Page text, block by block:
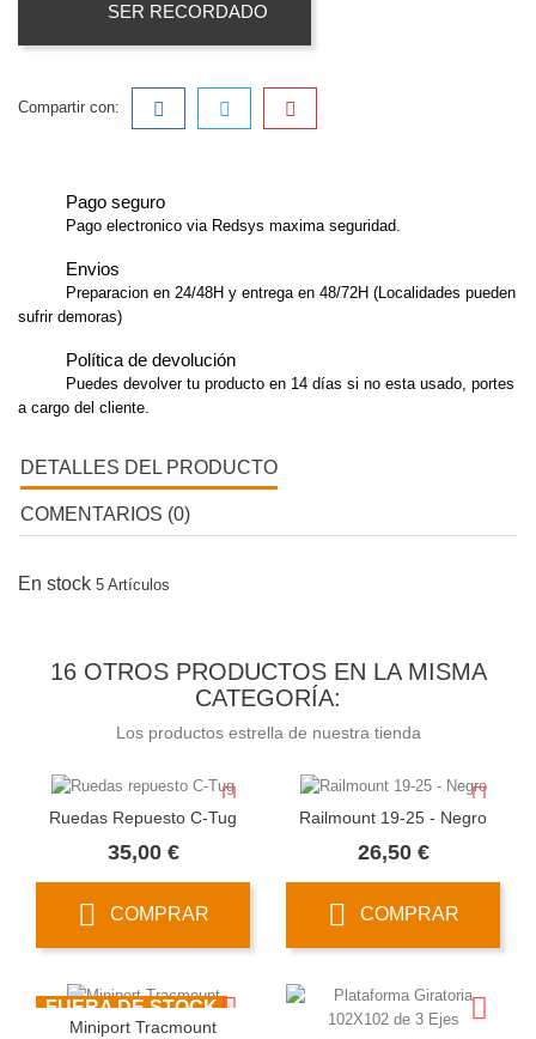
SER RECORDADO
Compartir con:
Pago seguro
Pago electronico via Redsys maxima seguridad.
Envios
Preparacion en 24/48H y entrega en 48/72H (Localidades pueden
sufrir demoras)
Política de devolución
Puedes devolver tu producto en 14 días si no esta usado, portes
a cargo del cliente.
DETALLES DEL PRODUCTO
COMENTARIOS (0)
En stock 5 Artículos
16 OTROS PRODUCTOS EN LA MISMA
CATEGORÍA:
Los productos estrella de nuestra tienda
Ruedas Repuesto C-Tug
35,00 €Precio
COMPRAR
Railmount 19-25 - Negro
26,50 €Precio
COMPRAR
FUERA DE STOCK
Miniport Tracmount